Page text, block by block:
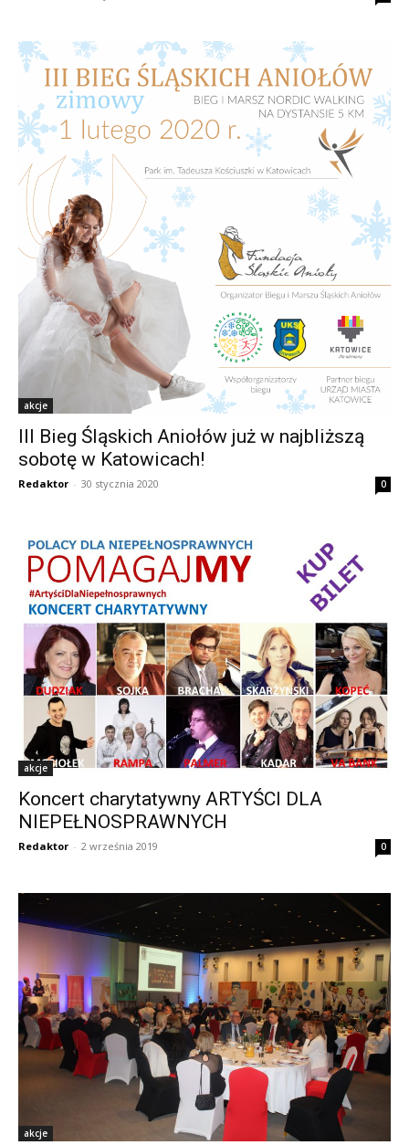
akcje
III Bieg Śląskich Aniołów już w najbliższą
sobotę w Katowicach!
Redaktor - 30 stycznia 2020 0
akcje
Koncert charytatywny ARTYŚCI DLA
NIEPEŁNOSPRAWNYCH
Redaktor - 2 września 2019 0
akcje